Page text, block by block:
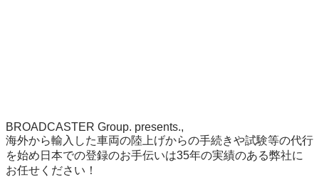
BROADCASTER Group. presents.,
海外から輸入した車両の陸上げからの手続きや試験等の代行
を始め日本での登録のお手伝いは35年の実績のある弊社に
お任せください！